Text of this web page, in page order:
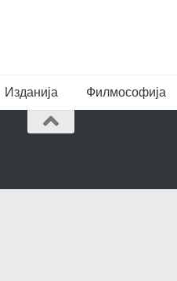
Изданија Филмософија